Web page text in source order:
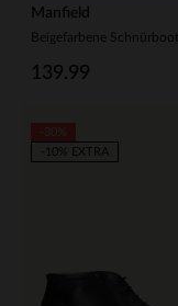
Manfield
139.99
-10% EXTRA